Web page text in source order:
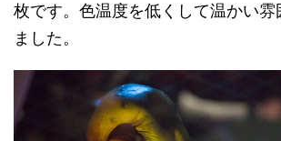
枚です。色温度を低くして温かい雰
ました。